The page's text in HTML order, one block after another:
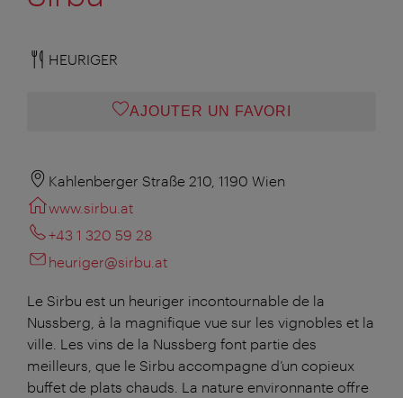
HEURIGER
AJOUTER UN FAVORI
Kahlenberger Straße 210, 1190 Wien
www.sirbu.at
+43 1 320 59 28
heuriger@sirbu.at
Le Sirbu est un heuriger incontournable de la
Nussberg, à la magnifique vue sur les vignobles et la
ville. Les vins de la Nussberg font partie des
meilleurs, que le Sirbu accompagne d’un copieux
buffet de plats chauds. La nature environnante offre